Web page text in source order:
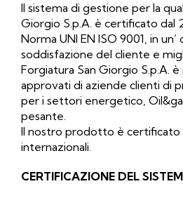
Il sistema di gestione per la
Giorgio S.p.A. è certificato dal
Norma UNI EN ISO 9001, in
soddisfazione del cliente e
Forgiatura San Giorgio S.p.A.
approvati di aziende clienti di
per i settori energetico,
pesante.
Il nostro prodotto è certificato
internazionali.
CERTIFICAZIONE DEL